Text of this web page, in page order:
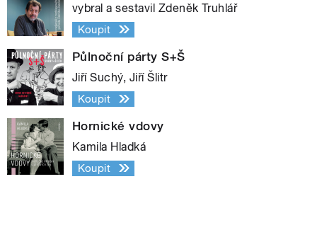
vybral a sestavil Zdeněk Truhlář
Koupit
Půlnoční párty S+Š
Jiří Suchý, Jiří Šlitr
Koupit
Hornické vdovy
Kamila Hladká
Koupit